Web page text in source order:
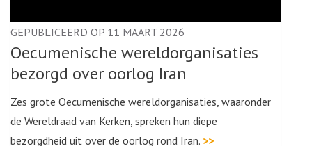
GEPUBLICEERD OP 11 MAART 2026
Oecumenische wereldorganisaties
bezorgd over oorlog Iran
Zes grote Oecumenische wereldorganisaties, waaronder
de Wereldraad van Kerken, spreken hun diepe
bezorgdheid uit over de oorlog rond Iran. >>